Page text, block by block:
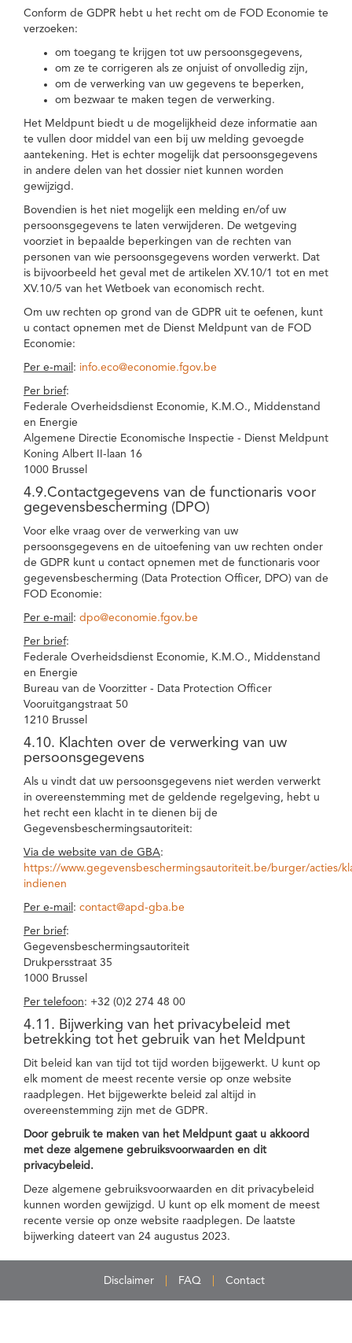
Conform de GDPR hebt u het recht om de FOD Economie te
verzoeken:
om toegang te krijgen tot uw persoonsgegevens,
om ze te corrigeren als ze onjuist of onvolledig zijn,
om de verwerking van uw gegevens te beperken,
om bezwaar te maken tegen de verwerking.
Het Meldpunt biedt u de mogelijkheid deze informatie aan
te vullen door middel van een bij uw melding gevoegde
aantekening. Het is echter mogelijk dat persoonsgegevens
in andere delen van het dossier niet kunnen worden
gewijzigd.
Bovendien is het niet mogelijk een melding en/of uw
persoonsgegevens te laten verwijderen. De wetgeving
voorziet in bepaalde beperkingen van de rechten van
personen van wie persoonsgegevens worden verwerkt. Dat
is bijvoorbeeld het geval met de artikelen XV.10/1 tot en met
XV.10/5 van het Wetboek van economisch recht.
Om uw rechten op grond van de GDPR uit te oefenen, kunt
u contact opnemen met de Dienst Meldpunt van de FOD
Economie:
Per e-mail : info.eco@economie.fgov.be
Per brief:
Federale Overheidsdienst Economie, K.M.O., Middenstand
en Energie
Algemene Directie Economische Inspectie - Dienst Meldpunt
Koning Albert II-laan 16
1000 Brussel
4.9.Contactgegevens van de functionaris voor
gegevensbescherming (DPO)
Voor elke vraag over de verwerking van uw
persoonsgegevens en de uitoefening van uw rechten onder
de GDPR kunt u contact opnemen met de functionaris voor
gegevensbescherming (Data Protection Officer, DPO) van de
FOD Economie:
Per e-mail : dpo@economie.fgov.be
Per brief:
Federale Overheidsdienst Economie, K.M.O., Middenstand
en Energie
Bureau van de Voorzitter - Data Protection Officer
Vooruitgangstraat 50
1210 Brussel
4.10. Klachten over de verwerking van uw
persoonsgegevens
Als u vindt dat uw persoonsgegevens niet werden verwerkt
in overeenstemming met de geldende regelgeving, hebt u
het recht een klacht in te dienen bij de
Gegevensbeschermingsautoriteit:
Via de website van de GBA:
https://www.gegevensbeschermingsautoriteit.be/burger/acties/
indienen
Per e-mail : contact@apd-gba.be
Per brief:
Gegevensbeschermingsautoriteit
Drukpersstraat 35
1000 Brussel
Per telefoon: +32 (0)2 274 48 00
4.11. Bijwerking van het privacybeleid met
betrekking tot het gebruik van het Meldpunt
Dit beleid kan van tijd tot tijd worden bijgewerkt. U kunt op
elk moment de meest recente versie op onze website
raadplegen. Het bijgewerkte beleid zal altijd in
overeenstemming zijn met de GDPR.
Door gebruik te maken van het Meldpunt gaat u akkoord
met deze algemene gebruiksvoorwaarden en dit
privacybeleid.
Deze algemene gebruiksvoorwaarden en dit privacybeleid
kunnen worden gewijzigd. U kunt op elk moment de meest
recente versie op onze website raadplegen. De laatste
bijwerking dateert van 24 augustus 2023.
Disclaimer FAQ Contact